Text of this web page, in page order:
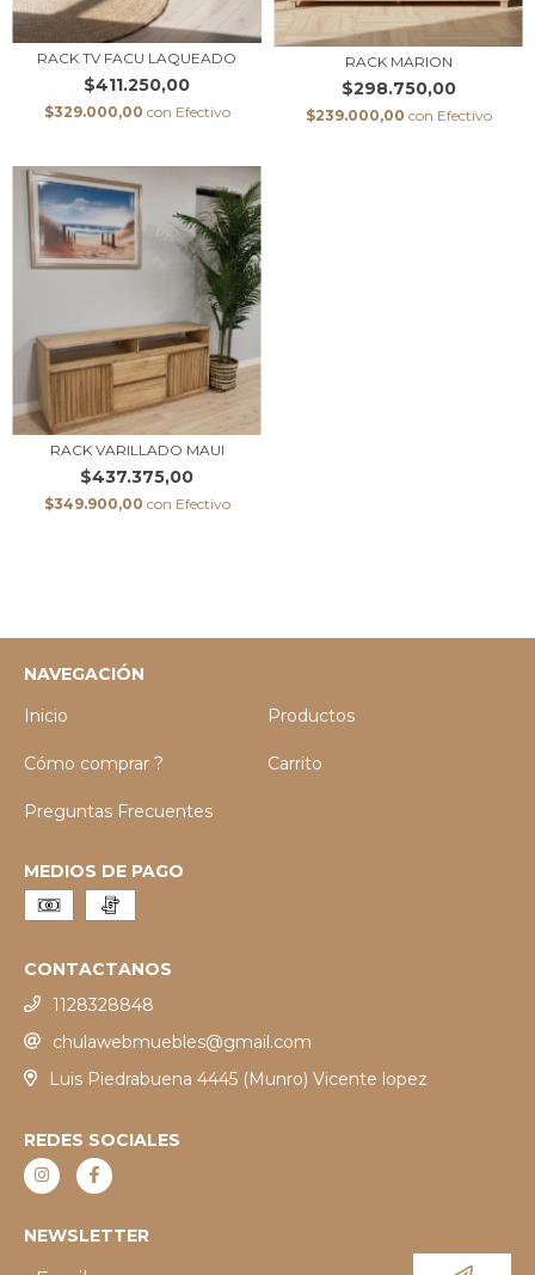
RACK TV FACU LAQUEADO
$411.250,00
$329.000,00 con Efectivo
RACK MARION
$298.750,00
$239.000,00 con Efectivo
RACK VARILLADO MAUI
$437.375,00
$349.900,00 con Efectivo
NAVEGACIÓN
Inicio
Productos
Cómo comprar ? Carrito
Preguntas Frecuentes
MEDIOS DE PAGO
CONTACTANOS
1128328848
chulawebmuebles@gmail.com
Luis Piedrabuena 4445 (Munro) Vicente lopez
REDES SOCIALES
NEWSLETTER